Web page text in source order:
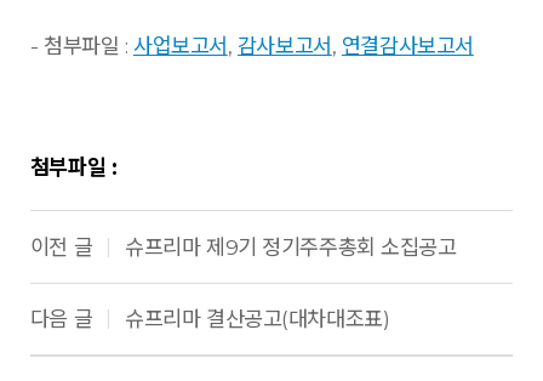
- 첨부파일 : 사업보고서, 감사보고서, 연결감사보고서
첨부파일 :
이전 글 슈프리마 제9기 정기주주총회 소집공고
다음 글 슈프리마 결산공고(대차대조표)